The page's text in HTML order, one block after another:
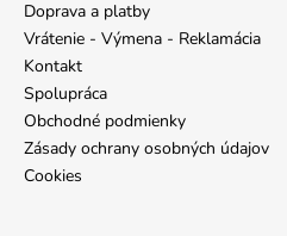
Doprava a platby
Vrátenie - Výmena - Reklamácia
Kontakt
Spolupráca
Obchodné podmienky
Zásady ochrany osobných údajov
Cookies